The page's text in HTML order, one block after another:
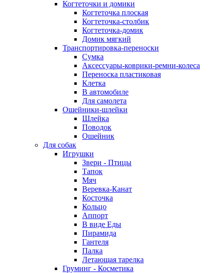
Когтеточки и домики
Когтеточка плоская
Когтеточка-столбик
Когтеточка-домик
Домик мягкий
Транспортировка-переноски
Сумка
Аксессуары-коврики-ремни-колеса
Переноска пластиковая
Клетка
В автомобиле
Для самолета
Ошейники-шлейки
Шлейка
Поводок
Ошейник
Для собак
Игрушки
Звери - Птицы
Тапок
Мяч
Веревка-Канат
Косточка
Кольцо
Аппорт
В виде Еды
Пирамида
Гантеля
Палка
Летающая тарелка
Груминг - Косметика